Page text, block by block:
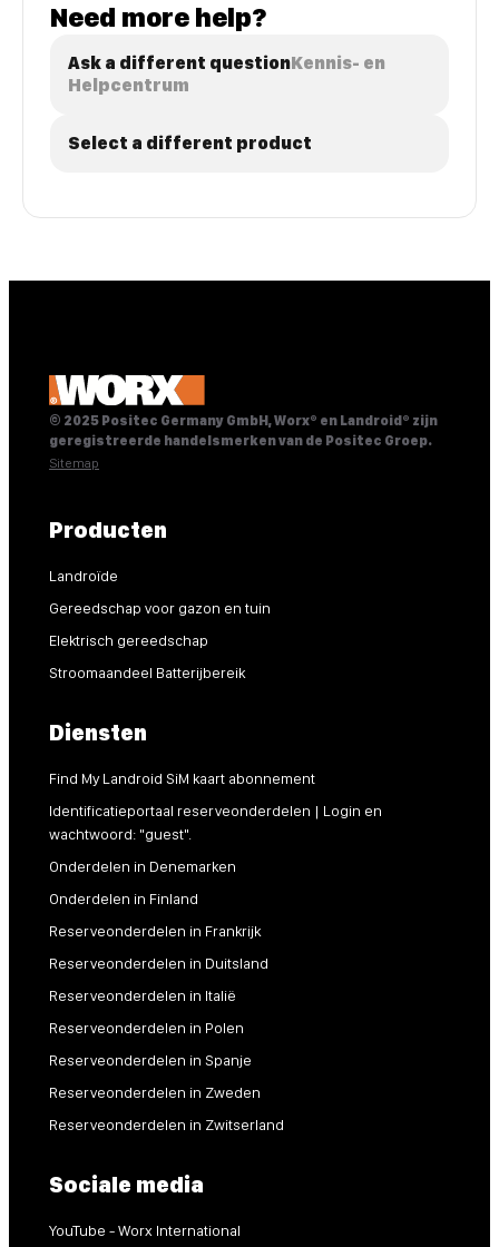
Need more help?
Ask a different questionKennis- en
Helpcentrum
Select a different product
© 2025 Positec Germany GmbH, Worx® en Landroid® zijn
geregistreerde handelsmerken van de Positec Groep.
Sitemap
Producten
Landroïde
Gereedschap voor gazon en tuin
Elektrisch gereedschap
Stroomaandeel Batterijbereik
Diensten
Find My Landroid SiM kaart abonnement
Identificatieportaal reserveonderdelen | Login en
wachtwoord: "guest".
Onderdelen in Denemarken
Onderdelen in Finland
Reserveonderdelen in Frankrijk
Reserveonderdelen in Duitsland
Reserveonderdelen in Italië
Reserveonderdelen in Polen
Reserveonderdelen in Spanje
Reserveonderdelen in Zweden
Reserveonderdelen in Zwitserland
Sociale media
YouTube - Worx International